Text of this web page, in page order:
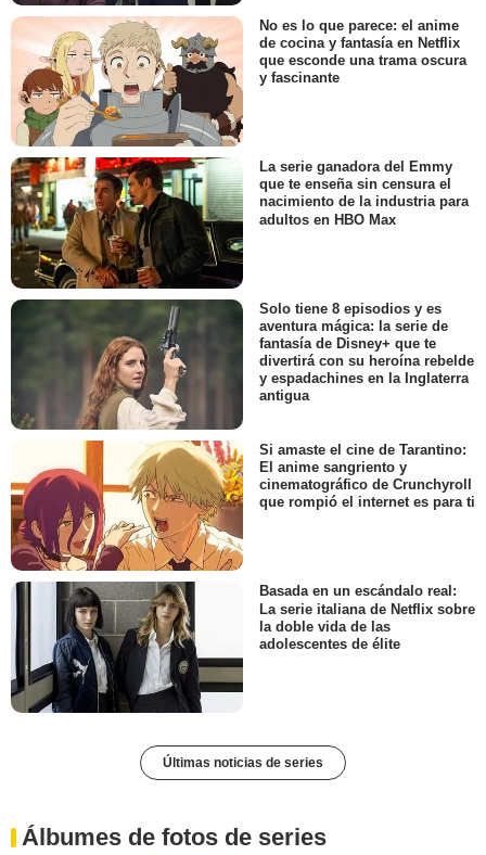
No es lo que parece: el anime
de cocina y fantasía en Netflix
que esconde una trama oscura
y fascinante
La serie ganadora del Emmy
que te enseña sin censura el
nacimiento de la industria para
adultos en HBO Max
Solo tiene 8 episodios y es
aventura mágica: la serie de
fantasía de Disney+ que te
divertirá con su heroína rebelde
y espadachines en la Inglaterra
antigua
Si amaste el cine de Tarantino:
El anime sangriento y
cinematográfico de Crunchyroll
que rompió el internet es para ti
Basada en un escándalo real:
La serie italiana de Netflix sobre
la doble vida de las
adolescentes de élite
Últimas noticias de series
Álbumes de fotos de series